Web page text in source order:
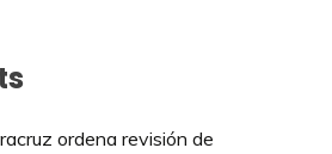
ordena revisión de